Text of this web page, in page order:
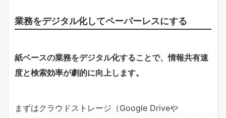
業務をデジタル化してペーパーレスにする
紙ベースの業務をデジタル化することで、情報共有速
度と検索効率が劇的に向上します。
まずはクラウドストレージ（Google Driveや